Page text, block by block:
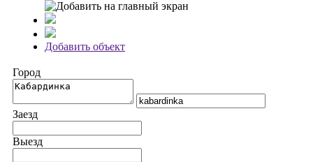
Добавить объект
Город
Заезд
Выезд